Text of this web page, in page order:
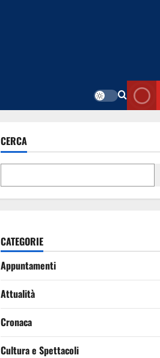
CERCA
CATEGORIE
Appuntamenti
Attualità
Cronaca
Cultura e Spettacoli